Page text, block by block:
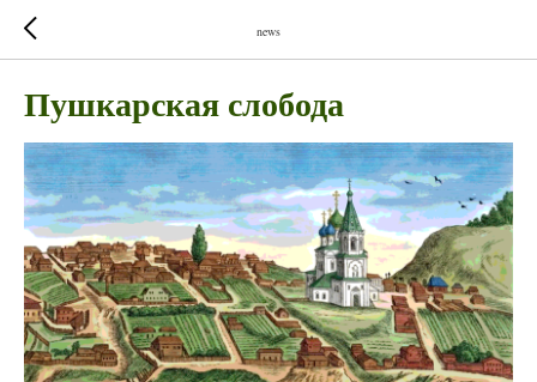
news
Пушкарская слобода